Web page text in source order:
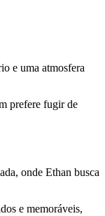
e uma atmosfera
prefere fugir de
onde Ethan busca
e memoráveis,